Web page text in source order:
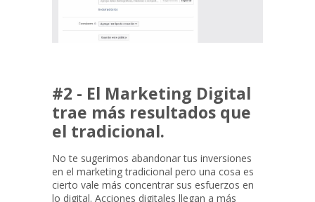
#2 - El Marketing Digital
trae más resultados que
el tradicional.
No te sugerimos abandonar tus inversiones
en el marketing tradicional pero una cosa es
cierto vale más concentrar sus esfuerzos en
lo digital. Acciones digitales llegan a más